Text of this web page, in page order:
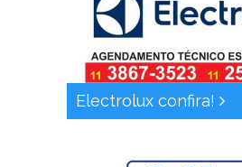
Electrolux confira!